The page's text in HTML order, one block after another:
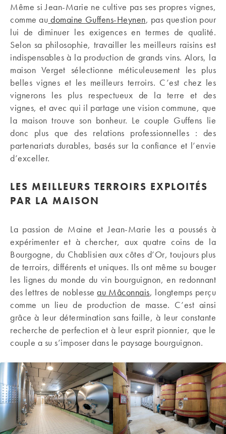
Même si Jean-Marie ne cultive pas ses propres vignes,
comme au domaine Guffens-Heynen, pas question pour
lui de diminuer les exigences en termes de qualité.
Selon sa philosophie, travailler les meilleurs raisins est
indispensables à la production de grands vins. Alors, la
maison Verget sélectionne méticuleusement les plus
belles vignes et les meilleurs terroirs. C’est chez les
vignerons les plus respectueux de la terre et des
vignes, et avec qui il partage une vision commune, que
la maison trouve son bonheur. Le couple Guffens lie
donc plus que des relations professionnelles : des
partenariats durables, basés sur la confiance et l’envie
d’exceller.
LES MEILLEURS TERROIRS EXPLOITÉS
PAR LA MAISON
La passion de Maine et Jean-Marie les a poussés à
expérimenter et à chercher, aux quatre coins de la
Bourgogne, du Chablisien aux côtes d’Or, toujours plus
de terroirs, différents et uniques. Ils ont même su bouger
les lignes du monde du vin bourguignon, en redonnant
des lettres de noblesseau Mâconnais, longtemps perçu
comme un lieu de production de masse. C’est ainsi
grâce à leur détermination sans faille, à leur constante
recherche de perfection et à leur esprit pionnier, que le
couple a su s’imposer dans le paysage bourguignon.